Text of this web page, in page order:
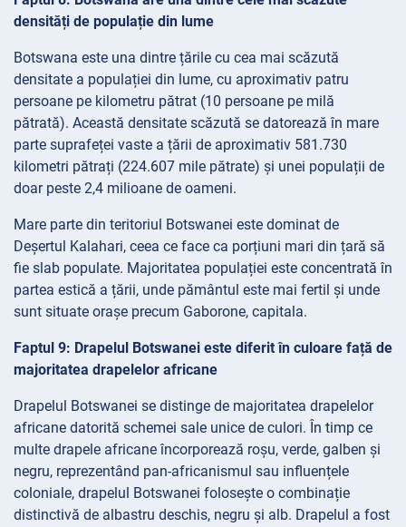
densități de populație din lume
Botswana este una dintre țările cu cea mai scăzută
densitate a populației din lume, cu aproximativ patru
persoane pe kilometru pătrat (10 persoane pe milă
pătrată). Această densitate scăzută se datorează în mare
parte suprafeței vaste a țării de aproximativ 581.730
kilometri pătrați (224.607 mile pătrate) și unei populații de
doar peste 2,4 milioane de oameni.
Mare parte din teritoriul Botswanei este dominat de
Deșertul Kalahari, ceea ce face ca porțiuni mari din țară să
fie slab populate. Majoritatea populației este concentrată în
partea estică a țării, unde pământul este mai fertil și unde
sunt situate orașe precum Gaborone, capitala.
Faptul 9: Drapelul Botswanei este diferit în culoare față de
majoritatea drapelelor africane
Drapelul Botswanei se distinge de majoritatea drapelelor
africane datorită schemei sale unice de culori. În timp ce
multe drapele africane încorporează roșu, verde, galben și
negru, reprezentând pan-africanismul sau influențele
coloniale, drapelul Botswanei folosește o combinație
distinctivă de albastru deschis, negru și alb. Drapelul a fost